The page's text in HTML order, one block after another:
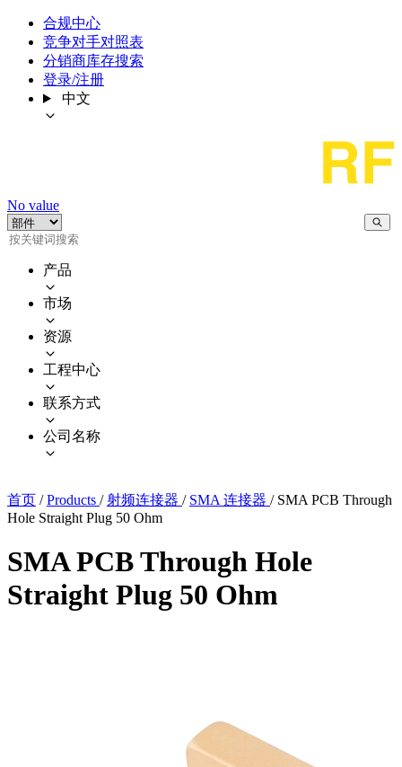
合规中心
竞争对手对照表
分销商库存搜索
登录/注册
中文
No value
产品
市场
资源
工程中心
联系方式
公司名称
首页 / Products / 射频连接器 / SMA 连接器 / SMA PCB Through
Hole Straight Plug 50 Ohm
SMA PCB Through Hole
Straight Plug 50 Ohm